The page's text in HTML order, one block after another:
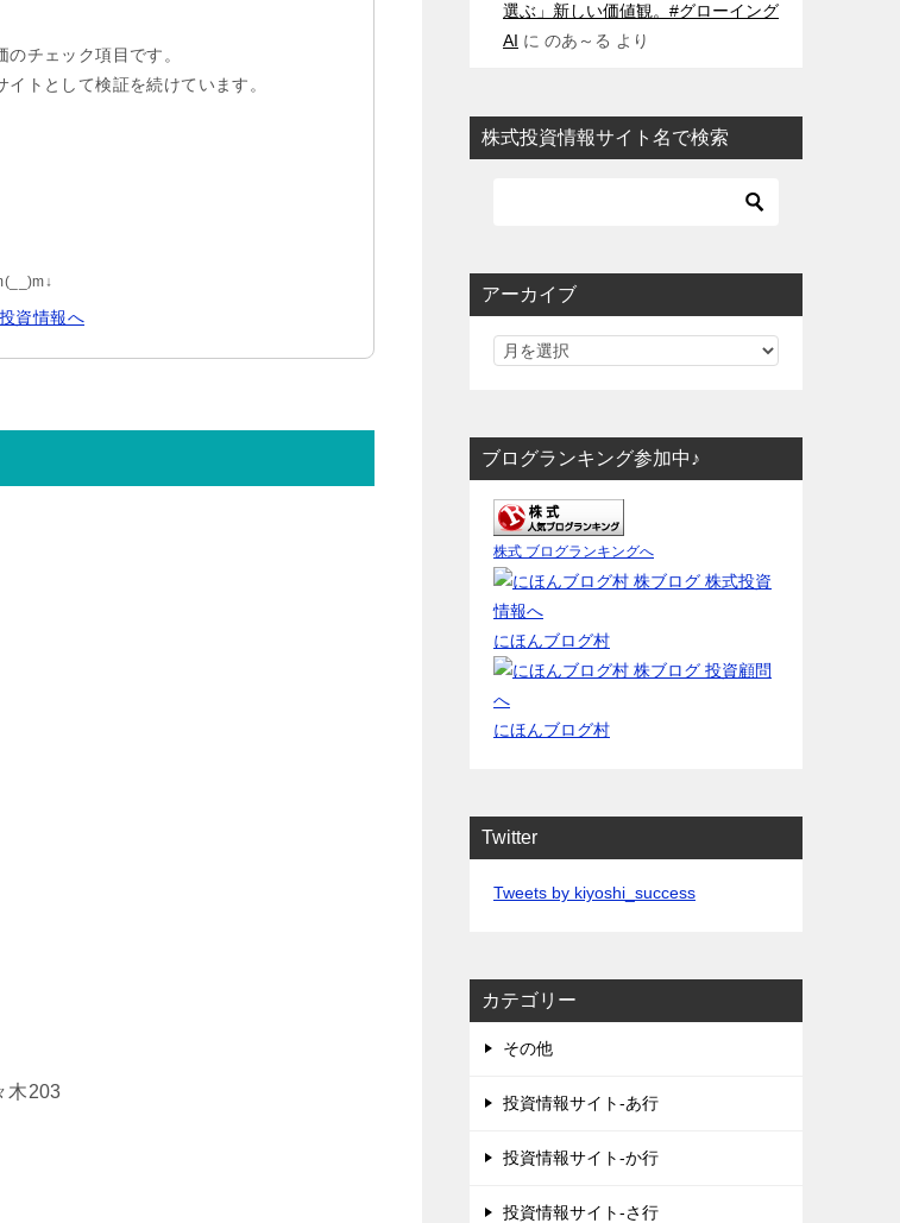
チェック項目です。
トとして検証を続けています。
木203
選ぶ」新しい価値観。#グローイング
AI に のあ～る より
株式投資情報サイト名で検索
アーカイブ
ブログランキング参加中♪
株式 ブログランキングへ
にほんブログ村
にほんブログ村
Twitter
Tweets by kiyoshi_success
カテゴリー
その他
投資情報サイト-あ行
投資情報サイト-か行
投資情報サイト-さ行